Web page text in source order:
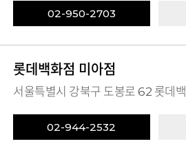
02-950-2703
롯데백화점 미아점
서울특별시 강북구 도봉로 62 롯데
02-944-2532